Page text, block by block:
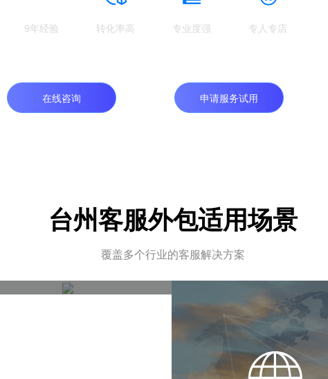
9年经验 转化率高 专业度强 专人专店
在线咨询 申请服务试用
台州客服外包适用场景
覆盖多个行业的客服解决方案